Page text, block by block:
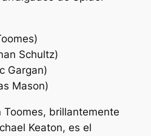
Schultz)
Gargan)
Mason)
Toomes, brillantemente
Keaton, es el